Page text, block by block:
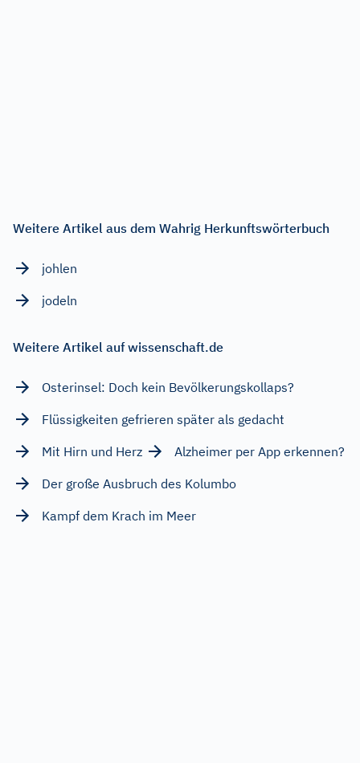
Weitere Artikel aus dem Wahrig Herkunftswörterbuch
johlen
jodeln
Weitere Artikel auf wissenschaft.de
Osterinsel: Doch kein Bevölkerungskollaps?
Flüssigkeiten gefrieren später als gedacht
Mit Hirn und Herz
Alzheimer per App erkennen?
Der große Ausbruch des Kolumbo
Kampf dem Krach im Meer